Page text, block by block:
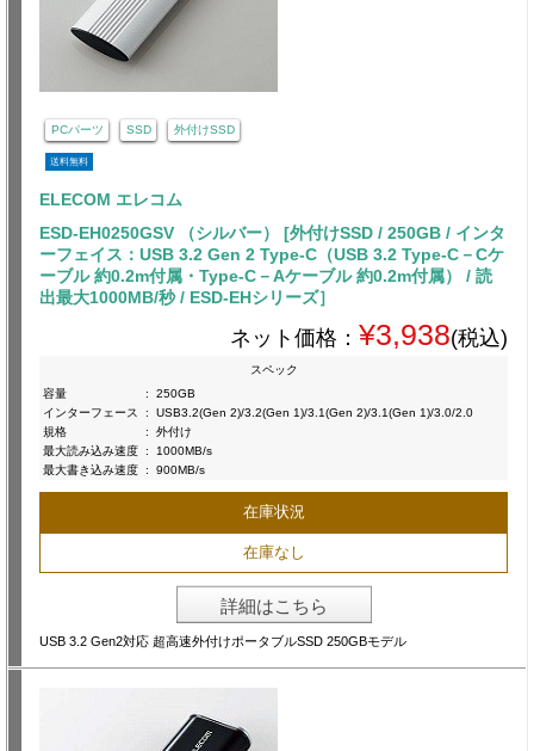
PCパーツ SSD 外付けSSD
送料無料
ELECOM エレコム
ESD-EH0250GSV （シルバー） [外付けSSD / 250GB / インタ
ーフェイス：USB 3.2 Gen 2 Type-C（USB 3.2 Type-C－Cケ
ーブル 約0.2m付属・Type-C－Aケーブル 約0.2m付属） / 読
出最大1000MB/秒 / ESD-EHシリーズ］
ネット価格： ¥3,938(税込)
スペック
容量
:
250GB
インターフェース
:
USB3.2(Gen 2)/3.2(Gen 1)/3.1(Gen 2)/3.1(Gen 1)/3.0/2.0
規格
:
外付け
最大読み込み速度 :
1000MB/s
最大書き込み速度 : 900MB/s
在庫状況
在庫なし
詳細はこちら
USB 3.2 Gen2対応 超高速外付けポータブルSSD 250GBモデル